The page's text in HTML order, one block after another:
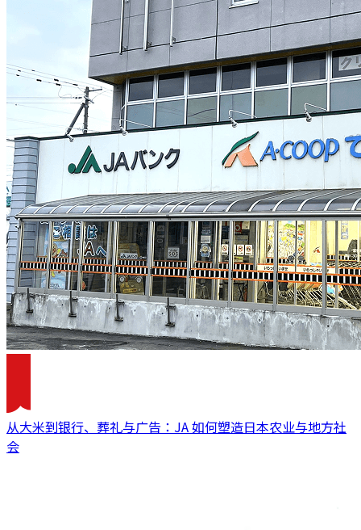
从大米到银行、葬礼与广告：JA 如何塑造日本农业与地方社
会